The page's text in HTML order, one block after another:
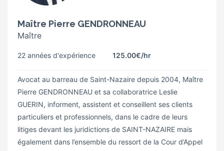
Maître Pierre GENDRONNEAU
Maître
22 années d'expérience 125.00€/hr
Avocat au barreau de Saint-Nazaire depuis 2004, Maître
Pierre GENDRONNEAU et sa collaboratrice Leslie
GUERIN, informent, assistent et conseillent ses clients
particuliers et professionnels, dans le cadre de leurs
litiges devant les juridictions de SAINT-NAZAIRE mais
également dans l’ensemble du ressort de la Cour d’Appel